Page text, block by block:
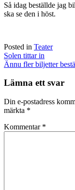
Så idag beställde jag
ska se den i höst.
Posted in Teater
Post
navigation
Solen tittar in
Ännu fler biljetter
Lämna ett svar
Din e-postadress
märkta *
Kommentar *